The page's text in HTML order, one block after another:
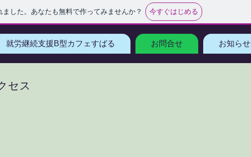
ました。あなたも無料で作ってみませんか？ 今すぐはじめる
就労継続支援B型カフェすばる お問合せ お知らせ
セス